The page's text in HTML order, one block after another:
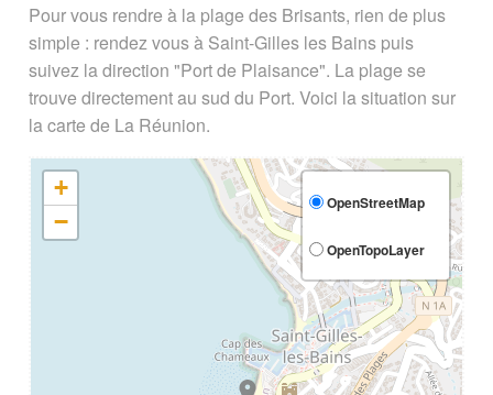
Pour vous rendre à la plage des Brisants, rien de plus
simple : rendez vous à Saint-Gilles les Bains puis
suivez la direction "Port de Plaisance". La plage se
trouve directement au sud du Port. Voici la situation sur
la carte de La Réunion.
+
−
OpenStreetMap
OpenTopoLayer